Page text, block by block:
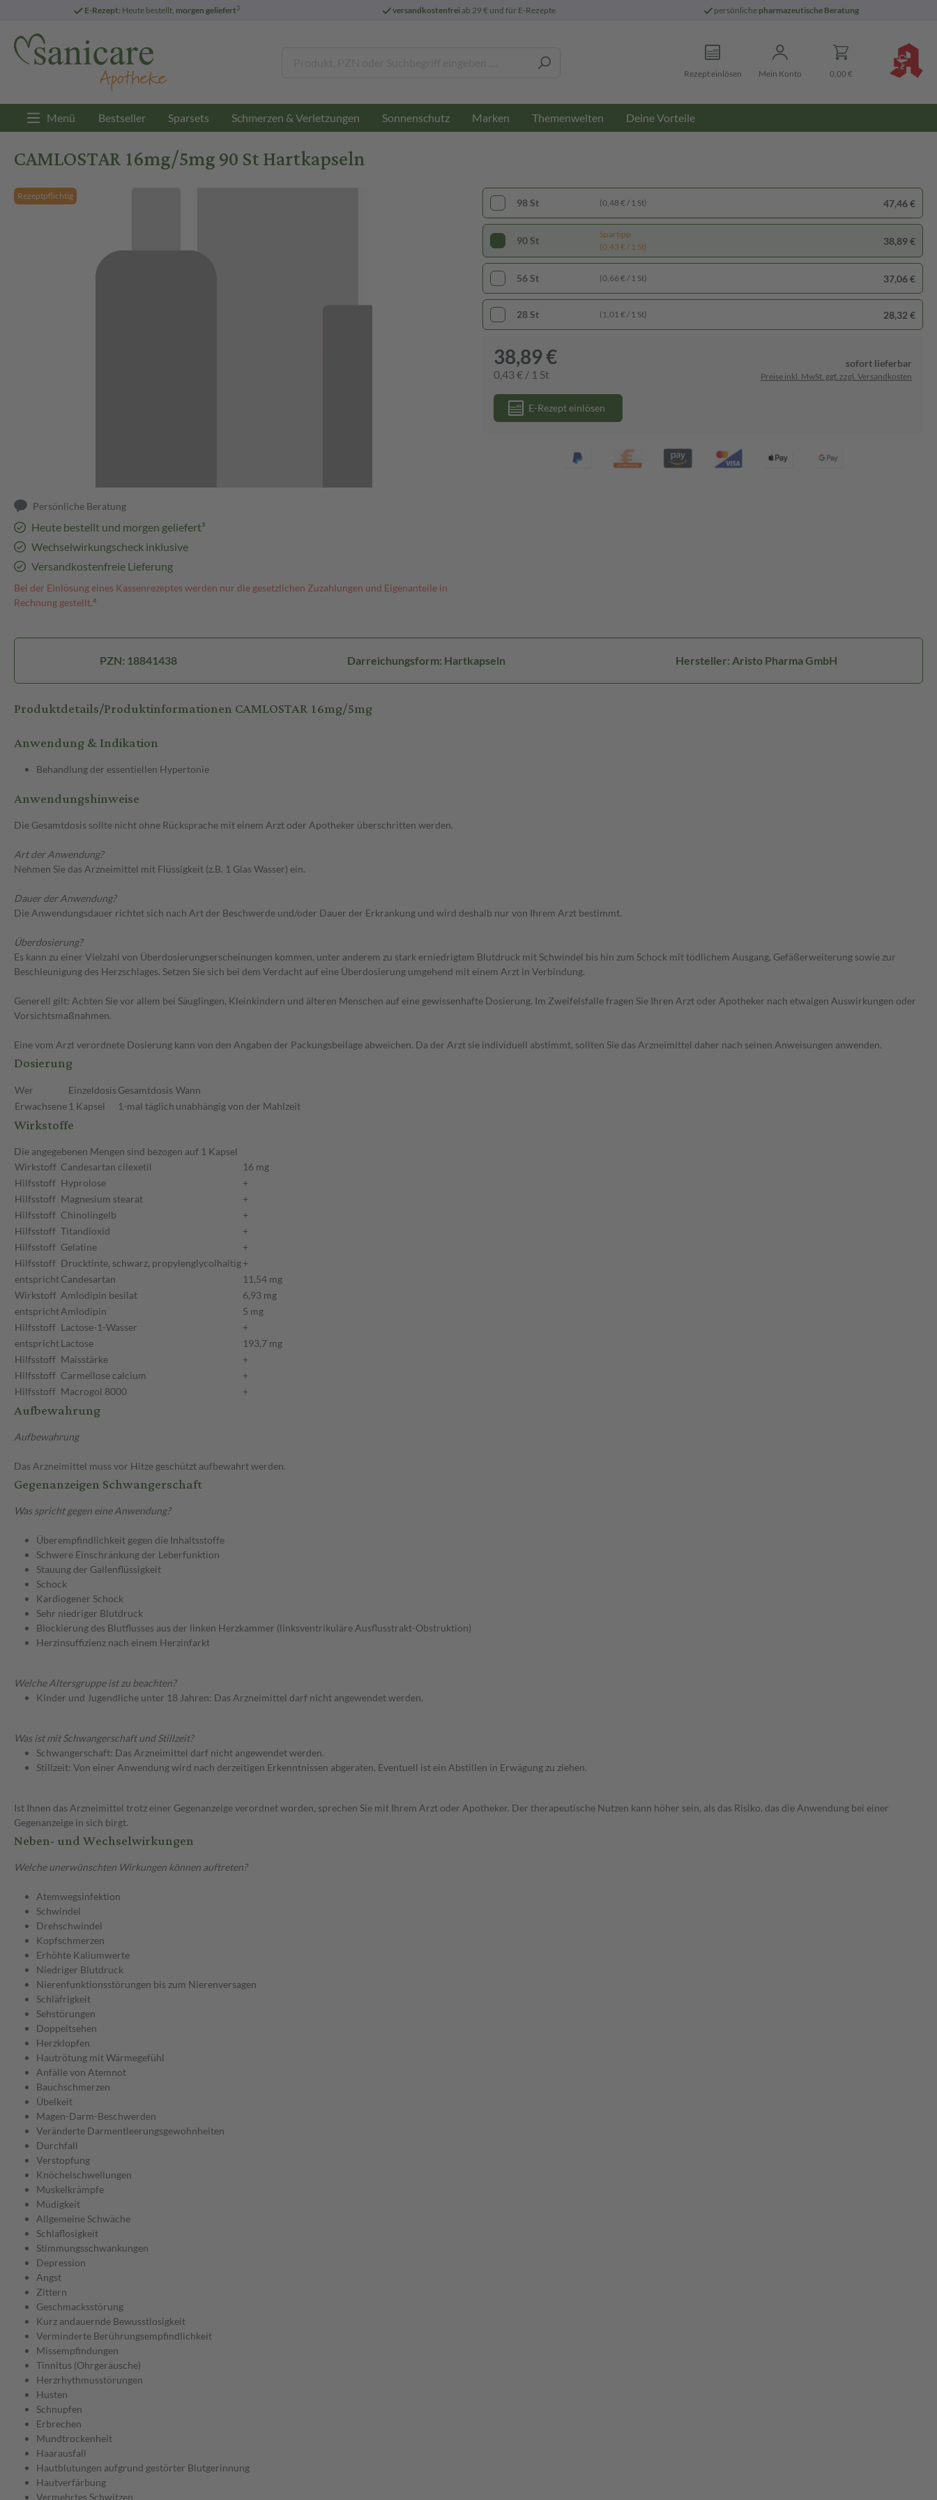
E-Rezept: Heute bestellt, morgen geliefert3 versandkostenfreiab 29 € und für E-Rezepte persönliche pharmazeutische Beratung
Rezept einlösen Mein Konto 0,00 €
Menü Bestseller Sparsets Schmerzen & Verletzungen Sonnenschutz Marken Themenwelten Deine Vorteile
CAMLOSTAR 16mg/5mg 90 St Hartkapseln
Rezeptpflichtig
Persönliche Beratung
Heute bestellt und morgen geliefert³
Wechselwirkungscheck inklusive
Versandkostenfreie Lieferung
Bei der Einlösung eines Kassenrezeptes werden nur die gesetzlichen Zuzahlungen und Eigenanteile in
Rechnung gestellt.⁴
98 St (0,48 € / 1 St) 47,46 €
90 St
Spartipp
(0,43 € / 1 St)
38,89 €
56 St (0,66 € / 1 St) 37,06 €
28 St (1,01 € / 1 St) 28,32 €
38,89 €
0,43 € / 1 St
sofort lieferbar
Preise inkl. MwSt. ggf. zzgl. Versandkosten
E-Rezept einlösen
PZN: 18841438 Darreichungsform: Hartkapseln Hersteller: Aristo Pharma GmbH
Produktdetails/Produktinformationen CAMLOSTAR 16mg/5mg
Anwendung & Indikation
Behandlung der essentiellen Hypertonie
Anwendungshinweise
Die Gesamtdosis sollte nicht ohne Rücksprache mit einem Arzt oder Apotheker überschritten werden.
Art der Anwendung?
Nehmen Sie das Arzneimittel mit Flüssigkeit (z.B. 1 Glas Wasser) ein.
Dauer der Anwendung?
Die Anwendungsdauer richtet sich nach Art der Beschwerde und/oder Dauer der Erkrankung und wird deshalb nur von Ihrem Arzt bestimmt.
Überdosierung?
Es kann zu einer Vielzahl von Überdosierungserscheinungen kommen, unter anderem zu stark erniedrigtem Blutdruck mit Schwindel bis hin zum Schock mit tödlichem Ausgang, Gefäßerweiterung sowie zur
Beschleunigung des Herzschlages. Setzen Sie sich bei dem Verdacht auf eine Überdosierung umgehend mit einem Arzt in Verbindung.
Generell gilt: Achten Sie vor allem bei Säuglingen, Kleinkindern und älteren Menschen auf eine gewissenhafte Dosierung. Im Zweifelsfalle fragen Sie Ihren Arzt oder Apotheker nach etwaigen Auswirkungen oder
Vorsichtsmaßnahmen.
Eine vom Arzt verordnete Dosierung kann von den Angaben der Packungsbeilage abweichen. Da der Arzt sie individuell abstimmt, sollten Sie das Arzneimittel daher nach seinen Anweisungen anwenden.
Dosierung
Wer Einzeldosis Gesamtdosis Wann
Erwachsene 1 Kapsel 1-mal täglich unabhängig von der Mahlzeit
Wirkstoffe
Die angegebenen Mengen sind bezogen auf 1 Kapsel
Wirkstoff Candesartan cilexetil
16 mg
Hilfsstoff Hyprolose
+
Hilfsstoff Magnesium stearat
+
Hilfsstoff Chinolingelb
+
Hilfsstoff Titandioxid
+
Hilfsstoff Gelatine
+
Hilfsstoff Drucktinte, schwarz, propylenglycolhaltig+
entsprichtCandesartan
11,54 mg
Wirkstoff Amlodipin besilat
6,93 mg
entsprichtAmlodipin
5 mg
Hilfsstoff Lactose-1-Wasser
+
entsprichtLactose
193,7 mg
Hilfsstoff Maisstärke
+
Hilfsstoff Carmellose calcium
+
Hilfsstoff Macrogol 8000 +
Aufbewahrung
Aufbewahrung
Das Arzneimittel muss vor Hitze geschützt aufbewahrt werden.
Gegenanzeigen Schwangerschaft
Was spricht gegen eine Anwendung?
Überempfindlichkeit gegen die Inhaltsstoffe
Schwere Einschränkung der Leberfunktion
Stauung der Gallenflüssigkeit
Schock
Kardiogener Schock
Sehr niedriger Blutdruck
Blockierung des Blutflusses aus der linken Herzkammer (linksventrikuläre Ausflusstrakt-Obstruktion)
Herzinsuffizienz nach einem Herzinfarkt
Welche Altersgruppe ist zu beachten?
Kinder und Jugendliche unter 18 Jahren: Das Arzneimittel darf nicht angewendet werden.
Was ist mit Schwangerschaft und Stillzeit?
Schwangerschaft: Das Arzneimittel darf nicht angewendet werden.
Stillzeit: Von einer Anwendung wird nach derzeitigen Erkenntnissen abgeraten. Eventuell ist ein Abstillen in Erwägung zu ziehen.
Ist Ihnen das Arzneimittel trotz einer Gegenanzeige verordnet worden, sprechen Sie mit Ihrem Arzt oder Apotheker. Der therapeutische Nutzen kann höher sein, als das Risiko, das die Anwendung bei einer
Gegenanzeige in sich birgt.
Neben- und Wechselwirkungen
Welche unerwünschten Wirkungen können auftreten?
Atemwegsinfektion
Schwindel
Drehschwindel
Kopfschmerzen
Erhöhte Kaliumwerte
Niedriger Blutdruck
Nierenfunktionsstörungen bis zum Nierenversagen
Schläfrigkeit
Sehstörungen
Doppeltsehen
Herzklopfen
Hautrötung mit Wärmegefühl
Anfälle von Atemnot
Bauchschmerzen
Übelkeit
Magen-Darm-Beschwerden
Veränderte Darmentleerungsgewohnheiten
Durchfall
Verstopfung
Knöchelschwellungen
Muskelkrämpfe
Müdigkeit
Allgemeine Schwäche
Schlaflosigkeit
Stimmungsschwankungen
Depression
Angst
Zittern
Geschmacksstörung
Kurz andauernde Bewusstlosigkeit
Verminderte Berührungsempfindlichkeit
Missempfindungen
Tinnitus (Ohrgeräusche)
Herzrhythmusstörungen
Husten
Schnupfen
Erbrechen
Mundtrockenheit
Haarausfall
Hautblutungen aufgrund gestörter Blutgerinnung
Hautverfärbung
Vermehrtes Schwitzen